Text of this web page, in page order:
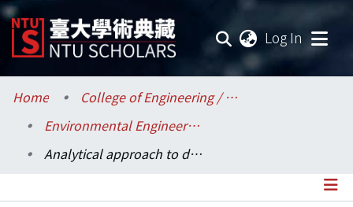
Log In
Communities & Collections
Research Outputs
Home
College of Engineering / 工學院
Environmental Engineering / 環境工程學研究所
Analytical approach to derive the fine particle dispersion properties inherent in numerical particle trajectory models